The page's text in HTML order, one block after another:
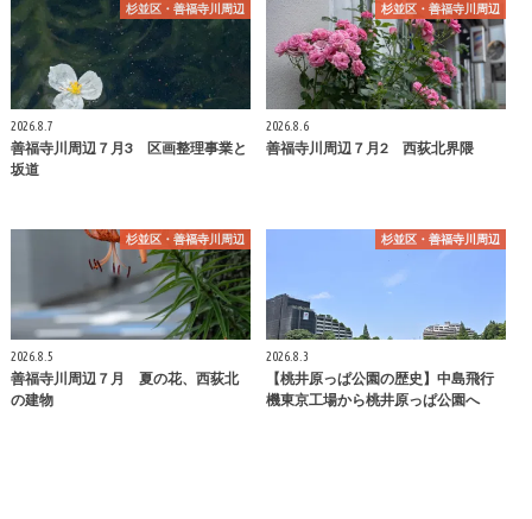
杉並区・善福寺川周辺
2026.8.7
善福寺川周辺７月3 区画整理事業と
坂道
杉並区・善福寺川周辺
2026.8.6
善福寺川周辺７月2 西荻北界隈
杉並区・善福寺川周辺
2026.8.5
善福寺川周辺７月 夏の花、西荻北
の建物
杉並区・善福寺川周辺
2026.8.3
【桃井原っぱ公園の歴史】中島飛行
機東京工場から桃井原っぱ公園へ